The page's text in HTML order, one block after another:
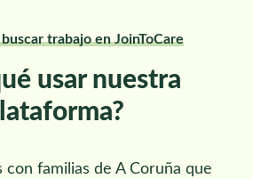
trabajo en JoinToCare
usar nuestra
con familias de A Coruña que